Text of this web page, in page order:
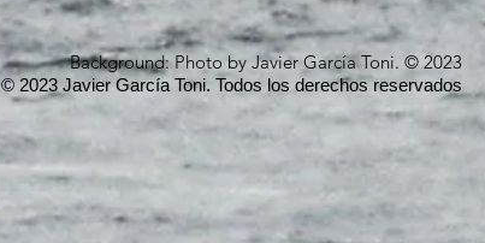
Background: Photo by Javier García Toni. © 2023
© 2023 Javier García Toni. Todos los derechos reservados